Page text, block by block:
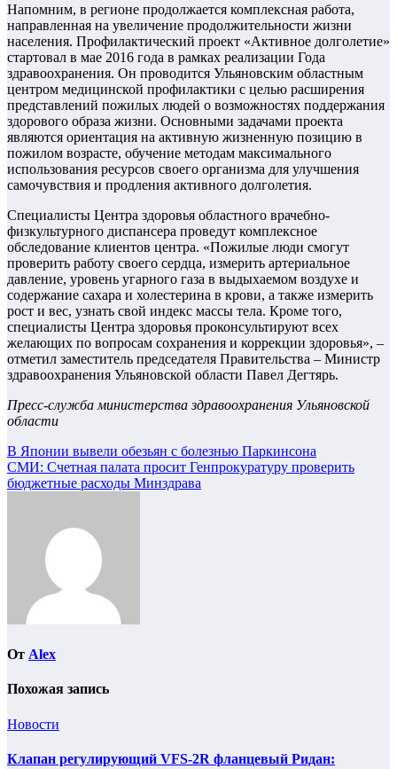
Напомним, в регионе продолжается комплексная работа,
направленная на увеличение продолжительности жизни
населения. Профилактический проект «Активное долголетие»
стартовал в мае 2016 года в рамках реализации Года
здравоохранения. Он проводится Ульяновским областным
центром медицинской профилактики с целью расширения
представлений пожилых людей о возможностях поддержания
здорового образа жизни. Основными задачами проекта
являются ориентация на активную жизненную позицию в
пожилом возрасте, обучение методам максимального
использования ресурсов своего организма для улучшения
самочувствия и продления активного долголетия.
Специалисты Центра здоровья областного врачебно-
физкультурного диспансера проведут комплексное
обследование клиентов центра. «Пожилые люди смогут
проверить работу своего сердца, измерить артериальное
давление, уровень угарного газа в выдыхаемом воздухе и
содержание сахара и холестерина в крови, а также измерить
рост и вес, узнать свой индекс массы тела. Кроме того,
специалисты Центра здоровья проконсультируют всех
желающих по вопросам сохранения и коррекции здоровья», –
отметил заместитель председателя Правительства – Министр
здравоохранения Ульяновской области Павел Дегтярь.
Пресс-служба министерства здравоохранения Ульяновской
области
Навигация
по
В Японии вывели обезьян с болезнью Паркинсона
СМИ: Счетная палата просит Генпрокуратуру проверить
бюджетные расходы Минздрава
От Alex
Похожая запись
Новости
Клапан регулирующий VFS-2R фланцевый Ридан: